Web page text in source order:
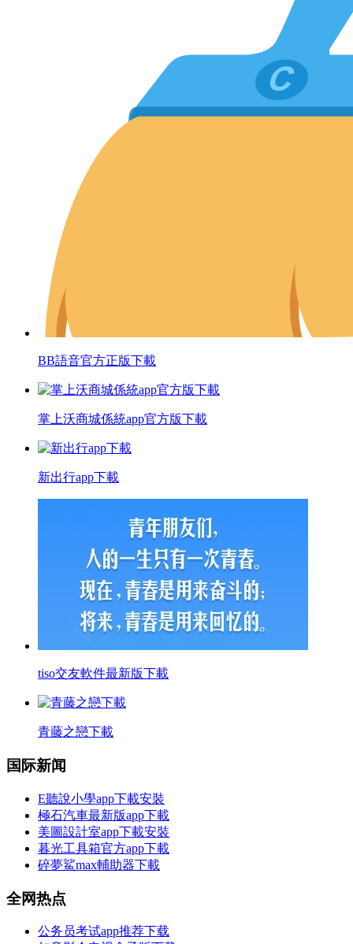
BB語音官方正版下載
掌上沃商城係統app官方版下載
新出行app下載
tiso交友軟件最新版下載
青藤之戀下載
国际新闻
E聽說小學app下載安裝
極石汽車最新版app下載
美圖設計室app下載安裝
暮光工具箱官方app下載
碎夢鯊max輔助器下載
全网热点
公务员考试app推荐下载